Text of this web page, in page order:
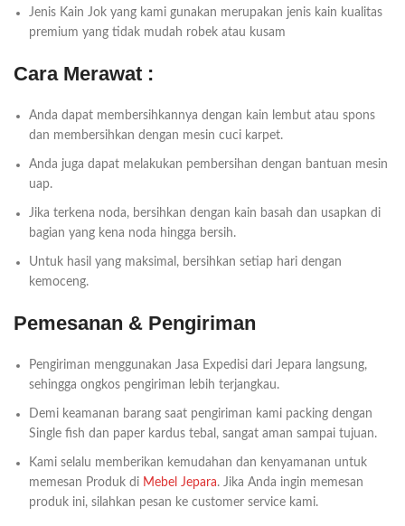
Jenis Kain Jok yang kami gunakan merupakan jenis kain kualitas
premium yang tidak mudah robek atau kusam
Cara Merawat :
Anda dapat membersihkannya dengan kain lembut atau spons
dan membersihkan dengan mesin cuci karpet.
Anda juga dapat melakukan pembersihan dengan bantuan mesin
uap.
Jika terkena noda, bersihkan dengan kain basah dan usapkan di
bagian yang kena noda hingga bersih.
Untuk hasil yang maksimal, bersihkan setiap hari dengan
kemoceng.
Pemesanan & Pengiriman
Pengiriman menggunakan Jasa Expedisi dari Jepara langsung,
sehingga ongkos pengiriman lebih terjangkau.
Demi keamanan barang saat pengiriman kami packing dengan
Single fish dan paper kardus tebal, sangat aman sampai tujuan.
Kami selalu memberikan kemudahan dan kenyamanan untuk
memesan Produk di Mebel Jepara. Jika Anda ingin memesan
produk ini, silahkan pesan ke customer service kami.